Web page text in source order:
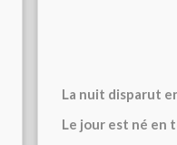
La nuit disparut
Le jour est né en